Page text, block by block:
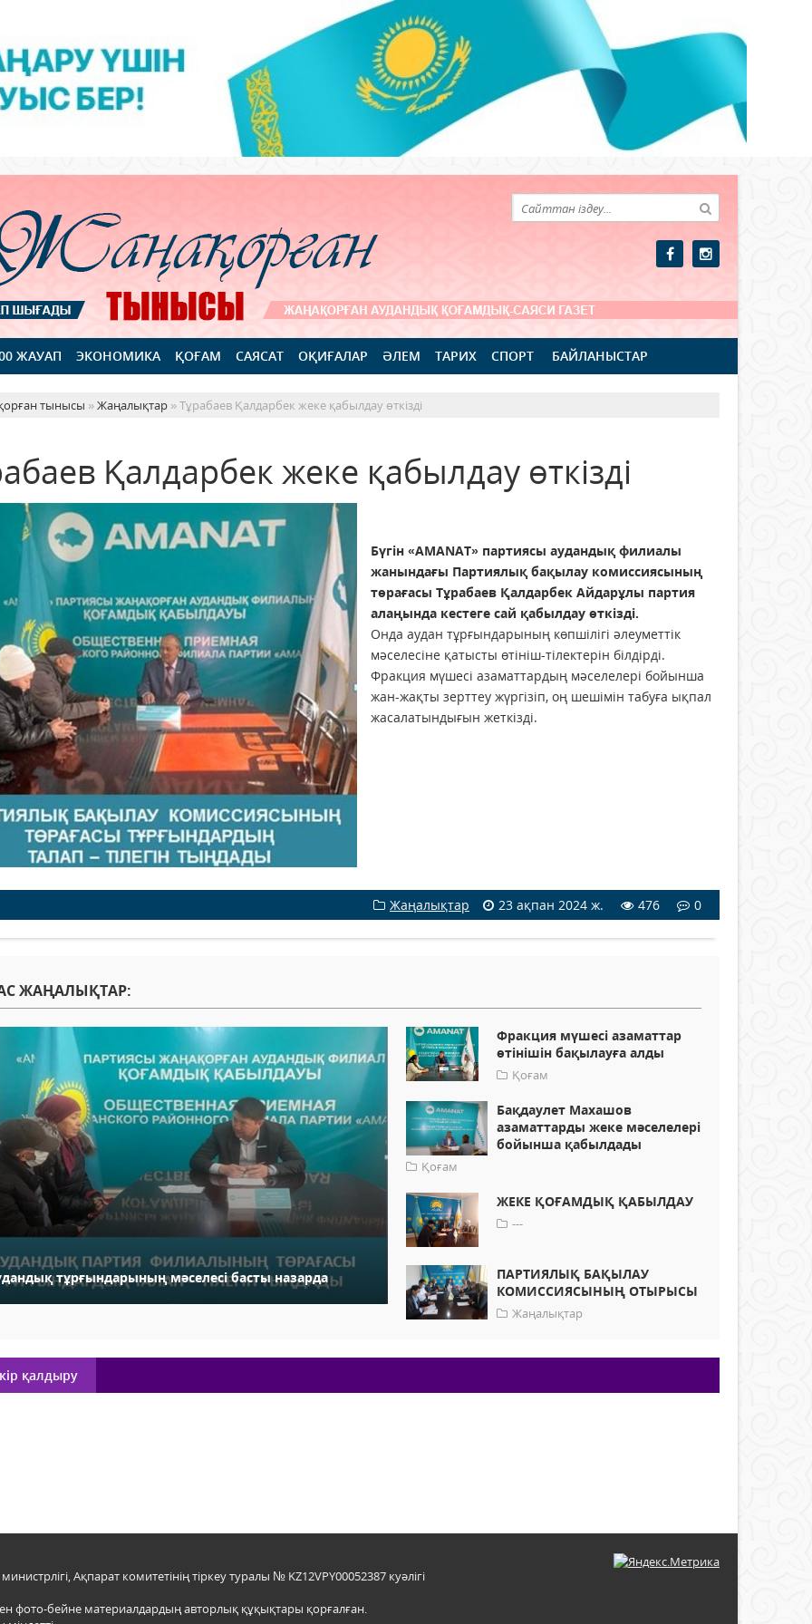
ЖАУАП ЭКОНОМИКА ҚОҒАМ САЯСАТ ОҚИҒАЛАР ӘЛЕМ ТАРИХ СПОРТ БАЙЛАНЫСТАР
тынысы »Жаңалықтар » Тұрабаев Қалдарбек жеке қабылдау өткізді
Қалдарбек жеке қабылдау өткізді
Бүгін «AMANAT» партиясы аудандық филиалы
жанындағы Партиялық бақылау комиссиясының
төрағасы Тұрабаев Қалдарбек Айдарұлы партия
алаңында кестеге сай қабылдау өткізді.
Онда аудан тұрғындарының көпшілігі әлеуметтік
мәселесіне қатысты өтініш-тілектерін білдірді.
Фракция мүшесі азаматтардың мәселелері бойынша
жан-жақты зерттеу жүргізіп, оң шешімін табуға ықпал
жасалатындығын жеткізді.
Жаңалықтар 23 ақпан 2024 ж. 476 0
ЖАҢАЛЫҚТАР:
тұрғындарының мәселесі басты назарда
Фракция мүшесі азаматтар
өтінішін бақылауға алды
Қоғам
Бақдаулет Махашов
азаматтарды жеке мәселелері
бойынша қабылдады
Қоғам
ЖЕКЕ ҚОҒАМДЫҚ ҚАБЫЛДАУ
---
ПАРТИЯЛЫҚ БАҚЫЛАУ
КОМИССИЯСЫНЫҢ ОТЫРЫСЫ
Жаңалықтар
қалдыру
Ақпарат комитетінің тіркеу туралы № KZ12VPY00052387 куәлігі
фото-бейне материалдардың авторлық құқықтары қорғалған.